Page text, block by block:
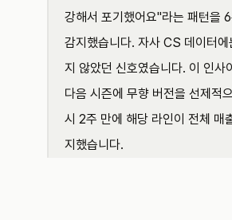
강해서 포기했어요"라는 패턴을
감지했습니다. 자사 CS 데이터
지 않았던 신호였습니다. 이 인사
다음 시즌에 무향 버전을 선제적
시 2주 만에 해당 라인이 전체 매
지했습니다.